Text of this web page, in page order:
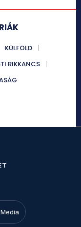
KÜLFÖLD
RIKKANCS